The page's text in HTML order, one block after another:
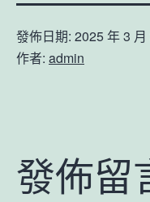
發佈日期: 2025 年 3 月
作者: admin
發佈留